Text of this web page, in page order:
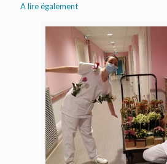
A lire également